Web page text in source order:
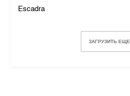
Escadra
ЗАГРУЗИТЬ ЕЩЕ